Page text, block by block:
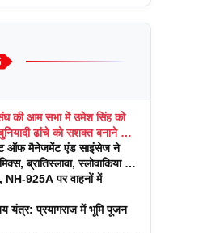
की आम सभा में उमेश सिंह को
ढांचे को सशक्त बनाने का
ऑफ मैनेजमेंट एंड साइंसेज ने
ब्रातिस्लावा, स्लोवाकिया के
रणनीतियों पर एक
NH-925A पर वाहनों में
यंत्र: प्रयागराज में भूमि पूजन